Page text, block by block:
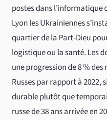
postes dans l’informatique
Lyon les Ukrainiennes
quartier de la Part-Dieu
logistique ou la santé. Les
une progression de 8 %
Russes par rapport à 2022,
durable plutôt que
russe de 38 ans arrivée en